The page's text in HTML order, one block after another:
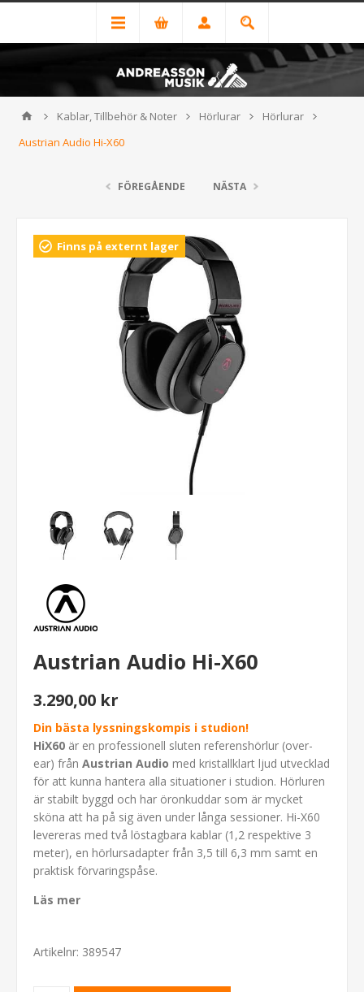
Kablar, Tillbehör & Noter Hörlurar
Hörlurar
Austrian Audio Hi-X60
FÖREGÅENDE NÄSTA
Finns på externt lager
Austrian Audio Hi-X60
3.290,00 kr
Din bästa lyssningskompis i studion!
HiX60 är en professionell sluten referenshörlur (over-
ear) från Austrian Audio med kristallklart ljud utvecklad
för att kunna hantera alla situationer i studion. Hörluren
är stabilt byggd och har öronkuddar som är mycket
sköna att ha på sig även under långa sessioner. Hi-X60
levereras med två löstagbara kablar (1,2 respektive 3
meter), en hörlursadapter från 3,5 till 6,3 mm samt en
praktisk förvaringspåse.
Läs mer
Artikelnr: 389547